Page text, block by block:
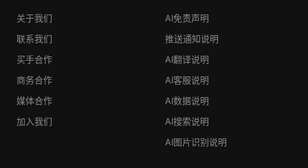
关于我们
联系我们
买手合作
商务合作
媒体合作
加入我们
AI免责声明
推送通知说明
AI翻译说明
AI客服说明
AI数据说明
AI搜索说明
AI图片识别说明